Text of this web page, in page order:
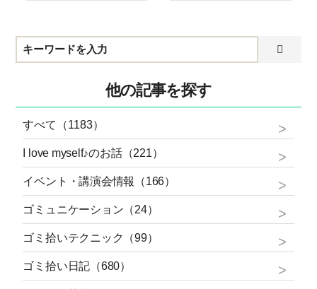
他の記事を探す
すべて（1183）
I love myself♪のお話（221）
イベント・講演会情報（166）
ゴミュニケーション（24）
ゴミ拾いテクニック（99）
ゴミ拾い日記（680）